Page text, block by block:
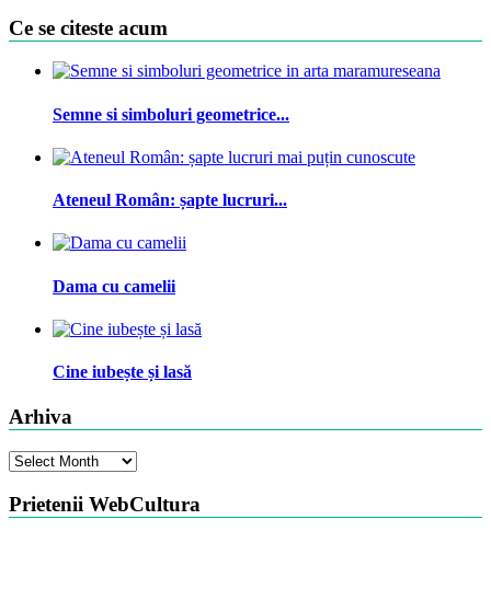
Ce se citeste acum
Semne si simboluri geometrice...
Ateneul Român: șapte lucruri...
Dama cu camelii
Cine iubește și lasă
Arhiva
Arhiva
Prietenii WebCultura